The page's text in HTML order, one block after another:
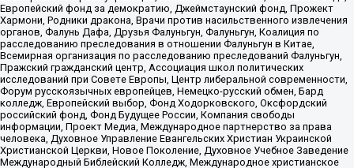
Европейский фонд за демократию, Джеймстаунский фонд, Прожект
Хармони, Родники дракона, Врачи против насильственного извлечения
органов, Фалунь Дафа, Друзья Фалуньгун, Фалуньгун, Коалиция по
расследованию преследования в отношении Фалуньгун в Китае,
Всемирная организация по расследованию преследований Фалуньгун,
Пражский гражданский центр, Ассоциация школ политических
исследований при Совете Европы, Центр либеральной современности,
Форум русскоязычных европейцев, Немецко-русский обмен, Бард
колледж, Европейский выбор, Фонд Ходорковского, Оксфордский
российский фонд, Фонд Будущее России, Компания свободы
информации, Проект Медиа, Международное партнерство за права
человека, Духовное Управление Евангельских Христиан Украинской
Христианской Церкви, Новое Поколение, Духовное Учебное Заведение
Международный Библейский Колледж, Международное христианское